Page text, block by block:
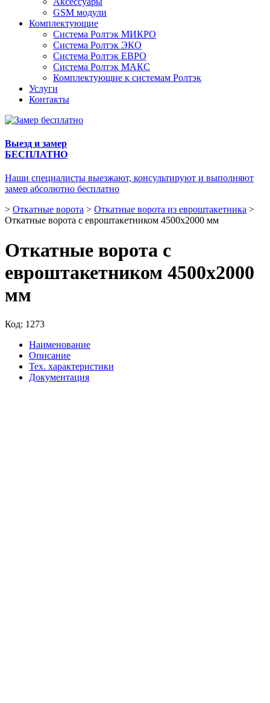
GSM модули
Комплектующие
Система Ролтэк МИКРО
Система Ролтэк ЭКО
Система Ролтэк ЕВРО
Система Ролтэк МАКС
Комплектующие к системам Ролтэк
Услуги
Контакты
Выезд и замер
БЕСПЛАТНО
Наши специалисты выезжают, консультируют и выполняют
замер абсолютно бесплатно
> Откатные ворота > Откатные ворота из евроштакетника >
Откатные ворота с евроштакетником 4500х2000 мм
Откатные ворота с
евроштакетником 4500х2000
мм
Код: 1273
Наименование
Описание
Тех. характеристики
Документация